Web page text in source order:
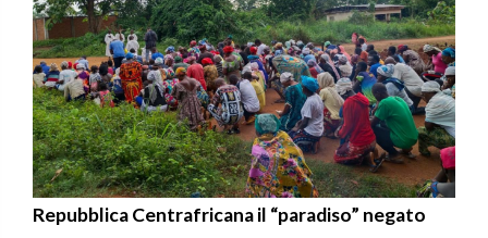
Repubblica Centrafricana il “paradiso” negato